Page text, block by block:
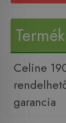
Celine
garancia